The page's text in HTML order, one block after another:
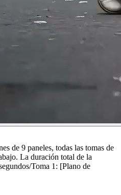
de 9 paneles, todas las tomas de
La duración total de la
Toma 1: [Plano de